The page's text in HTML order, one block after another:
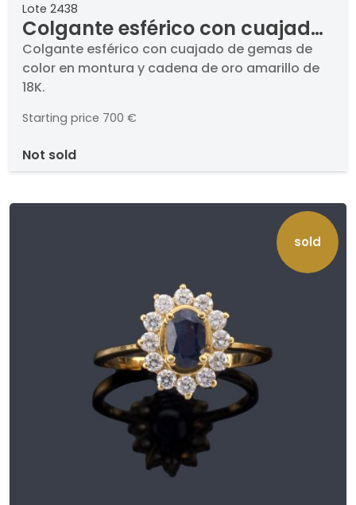
Lote 2438
Colgante esférico con cuajado
de gemas de color en montura
y cadena de oro amarillo de
18K.
Colgante esférico con cuajado de gemas de
color en montura y cadena de oro amarillo de
18K.
Starting price 700 €
not sold
sold